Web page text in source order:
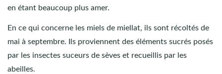
en étant beaucoup plus amer.
En ce qui concerne les miels de miellat, ils sont récoltés de
mai à septembre. Ils proviennent des éléments sucrés posés
par les insectes suceurs de sèves et recueillis par les
abeilles.